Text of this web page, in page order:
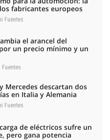
fabricantes europeos
Fuentes
el arancel del
un precio mínimo y un
Fuentes
Mercedes descartan dos
en Italia y Alemania
Fuentes
de eléctricos sufre un
pero gana potencia